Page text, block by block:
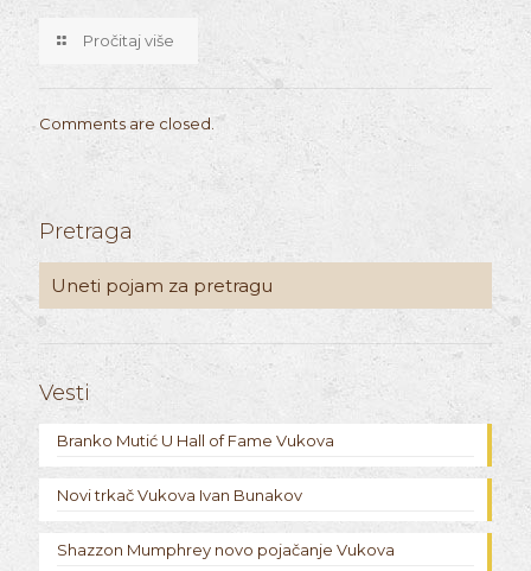
Pročitaj više
Comments are closed.
Pretraga
Vesti
Branko Mutić U Hall of Fame Vukova
Novi trkač Vukova Ivan Bunakov
Shazzon Mumphrey novo pojačanje Vukova